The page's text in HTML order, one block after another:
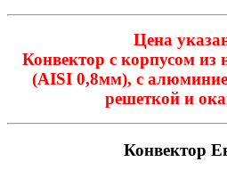
Цена
Конвектор с корпусом
(AISI 0,8мм), с
решеткой и
Конвектор